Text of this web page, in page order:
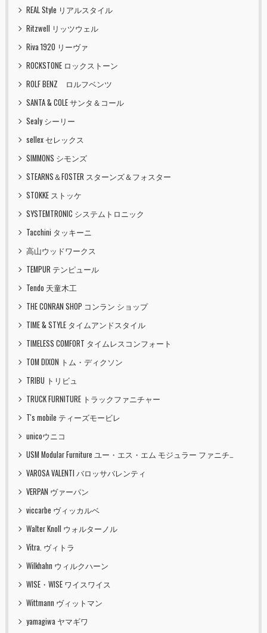
REAL Style リアルスタイル
Ritzwell リッツウェル
Riva 1920 リーヴァ
ROCKSTONE ロックストーン
ROLF BENZ ロルフベンツ
SANTA & COLE サンタ＆コール
Sealy シーリー
sellex セレックス
SIMMONS シモンズ
STEARNS＆FOSTER スターンズ＆フォスター
STOKKE ストッケ
SYSTEMTRONIC システムトロニック
Tacchini タッキーニ
高山ウッドワークス
TEMPUR テンピュール
Tendo 天童木工
THE CONRAN SHOP コンラン ショップ
TIME & STYLE タイムアンドスタイル
TIMELESS COMFORT タイムレスコンフォート
TOM DIXON トム・ディクソン
TRIBU トリビュ
TRUCK FURNITURE トラックファニチャー
T's mobile ティーズモービレ
unicoウニコ
USM Modular Furniture ユー・エス・エム モジュラー ファニチャー
VAROSA VALENTI バロッサバレンティ
VERPAN ヴァーパン
viccarbe ヴィッカルベ
Walter Knoll ウォルターノル
Vitra. ヴィトラ
Wilkhahn ウィルクハーン
WISE・WISE ワイスワイス
Wittmann ヴィットマン
yamagiwa ヤマギワ